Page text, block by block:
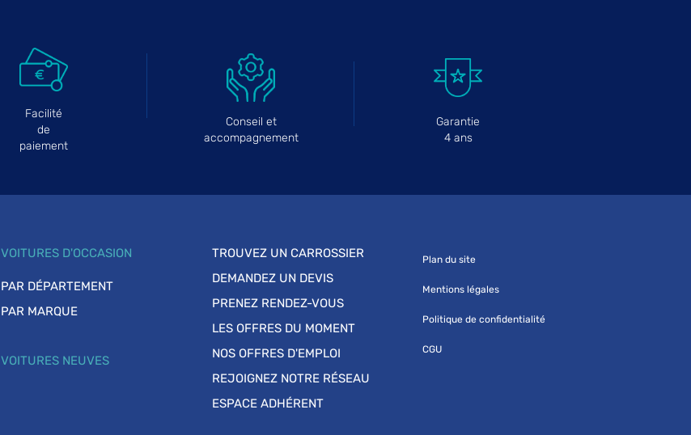
Facilité
de
paiement
Conseil et
accompagnement
Garantie
4 ans
VOITURES D'OCCASION
PAR DÉPARTEMENT
PAR MARQUE
VOITURES NEUVES
TROUVEZ UN CARROSSIER
DEMANDEZ UN DEVIS
PRENEZ RENDEZ-VOUS
LES OFFRES DU MOMENT
NOS OFFRES D'EMPLOI
REJOIGNEZ NOTRE RÉSEAU
ESPACE ADHÉRENT
Plan du site
Mentions légales
Politique de confidentialité
CGU